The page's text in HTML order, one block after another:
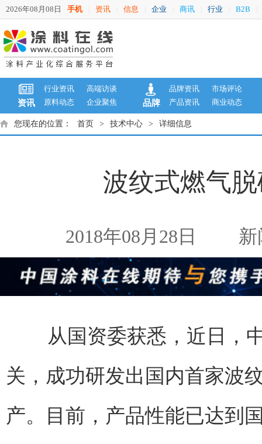
2026年08月08日 手机 资讯 信息 企业 商讯 行业 B2B
资讯
行业资讯
高端访谈
原料动态
企业聚焦 品牌
品牌资讯
市场评论
产品资讯
商业动态
您现在的位置： 首页 > 技术中心 > 详细信息
波纹式燃气
2018年08月28日 新
从国资委获悉，近日，
关，成功研发出国内首家波
产。目前，产品性能已达到